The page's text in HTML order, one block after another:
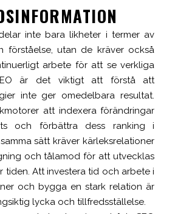
inte bara likheter i termer av
förståelse, utan de kräver också
arbete för att se verkliga
är det viktigt att förstå att
inte ger omedelbara resultat.
att indexera förändringar
och förbättra dess ranking i
sätt kräver kärleksrelationer
och tålamod för att utvecklas
tiden. Att investera tid och arbete i
och bygga en stark relation är
lycka och tillfredsställelse.